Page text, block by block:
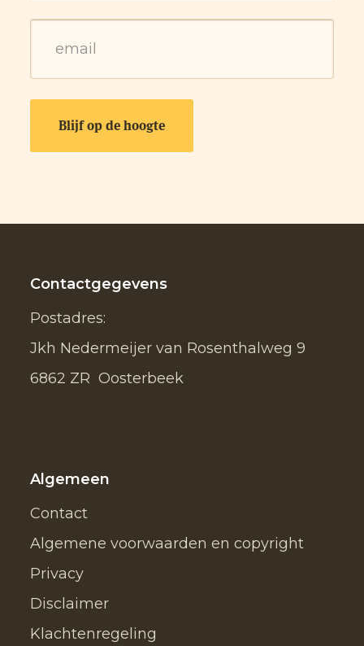
Contactgegevens
Postadres:
Jkh Nedermeijer van Rosenthalweg 9
6862 ZR Oosterbeek
Algemeen
Contact
Algemene voorwaarden en copyright
Privacy
Disclaimer
Klachtenregeling